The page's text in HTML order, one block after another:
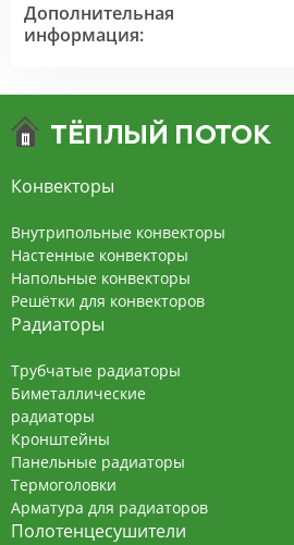
Дополнительная
информация:
Конвекторы
Внутрипольные конвекторы
Настенные конвекторы
Напольные конвекторы
Решётки для конвекторов
Радиаторы
Трубчатые радиаторы
Биметаллические
радиаторы
Кронштейны
Панельные радиаторы
Термоголовки
Арматура для радиаторов
Полотенцесушители